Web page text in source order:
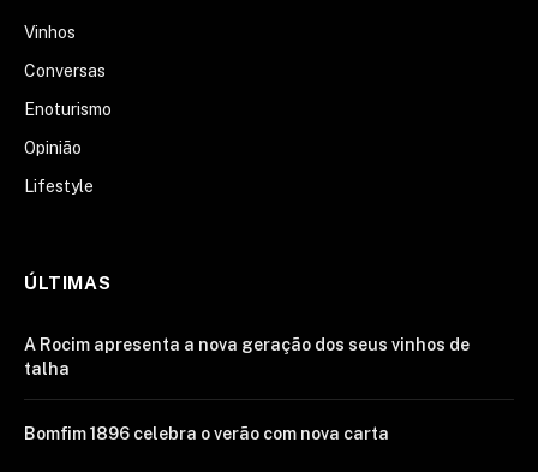
Vinhos
Conversas
Enoturismo
Opinião
Lifestyle
ÚLTIMAS
A Rocim apresenta a nova geração dos seus vinhos de
talha
Bomfim 1896 celebra o verão com nova carta